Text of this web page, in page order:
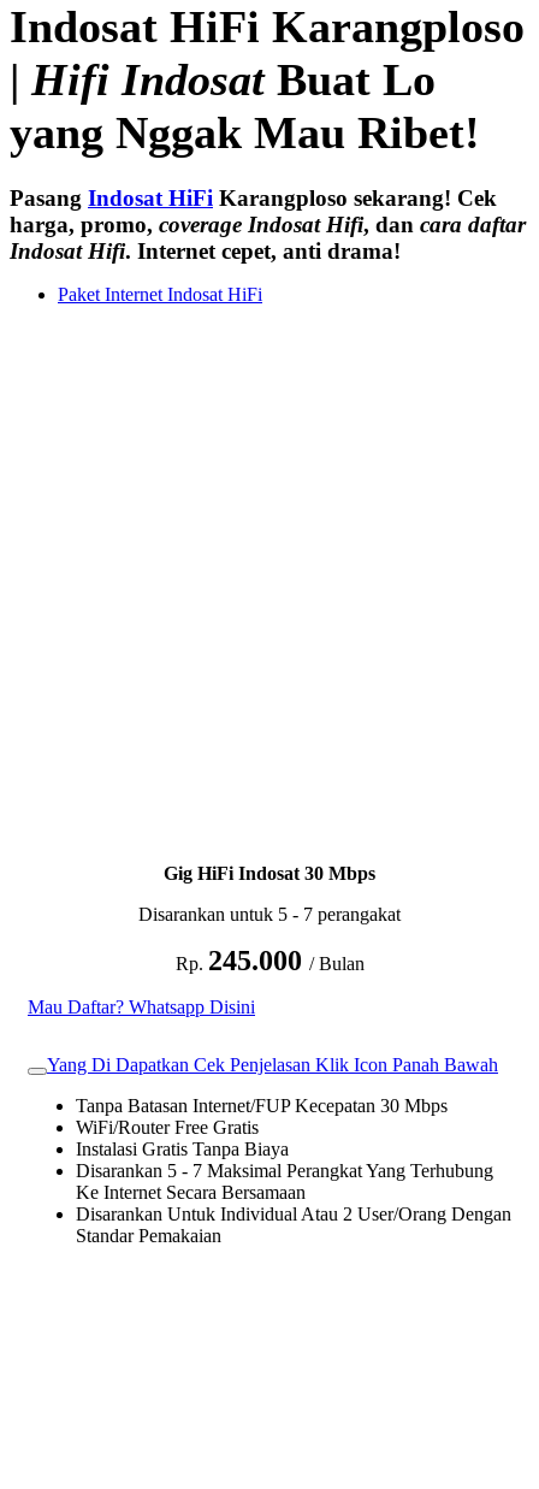
Indosat HiFi Karangploso
|Hifi IndosatBuat Lo
yang Nggak Mau Ribet!
Pasang Indosat HiFi Karangploso sekarang! Cek
harga, promo, coverage Indosat Hifi, dan cara daftar
Indosat Hifi. Internet cepet, anti drama!
Paket Internet Indosat HiFi
Gig HiFi Indosat 30 Mbps
Disarankan untuk 5 - 7 perangakat
Rp. 245.000 / Bulan
Mau Daftar? Whatsapp Disini
Yang Di Dapatkan Cek Penjelasan Klik Icon Panah Bawah
Tanpa Batasan Internet/FUP Kecepatan 30 Mbps
WiFi/Router Free Gratis
Instalasi Gratis Tanpa Biaya
Disarankan 5 - 7 Maksimal Perangkat Yang Terhubung
Ke Internet Secara Bersamaan
Disarankan Untuk Individual Atau 2 User/Orang Dengan
Standar Pemakaian